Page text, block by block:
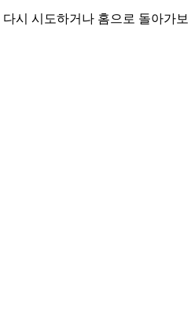
다시 시도하거나 홈으로 돌아가보